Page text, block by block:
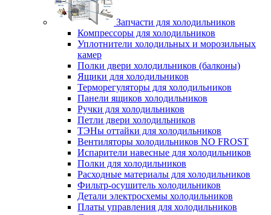
Запчасти для холодильников
Компрессоры для холодильников
Уплотнители холодильных и морозильных
камер
Полки двери холодильников (балконы)
Ящики для холодильников
Терморегуляторы для холодильников
Панели ящиков холодильников
Ручки для холодильников
Петли двери холодильников
ТЭНы оттайки для холодильников
Вентиляторы холодильников NO FROST
Испарители навесные для холодильников
Полки для холодильников
Расходные материалы для холодильников
Фильтр-осушитель холодильников
Детали электросхемы холодильников
Платы управления для холодильников